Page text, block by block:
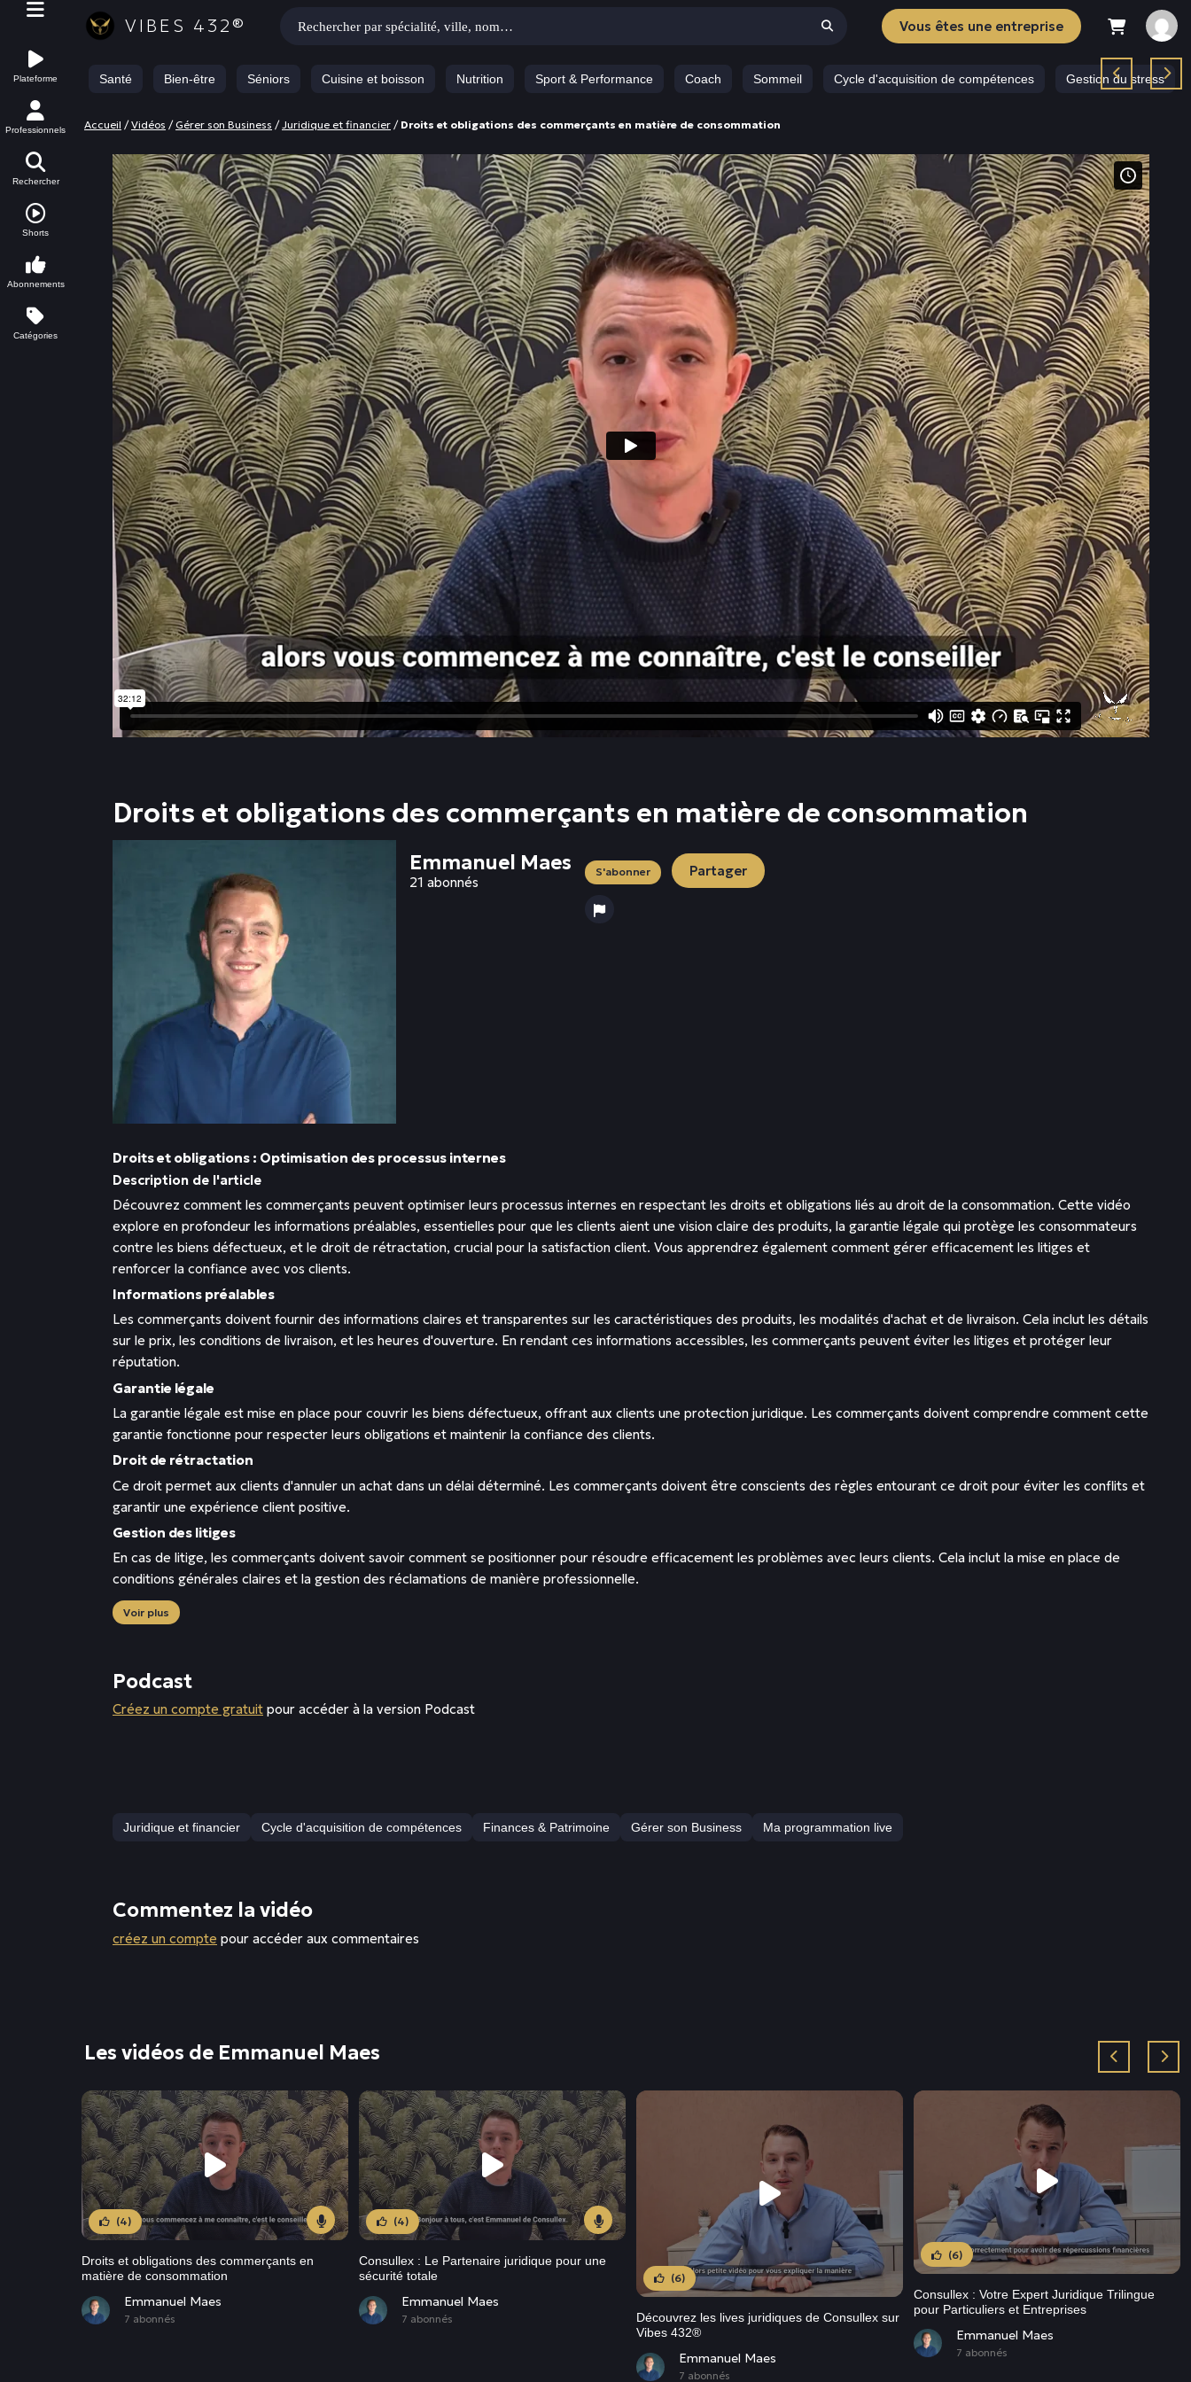
Plateforme
Professionnels
Rechercher
Shorts
Abonnements
Catégories
VIBES 432® Vous êtes une entreprise
Santé Bien-être Séniors Cuisine et boisson Nutrition Sport & Performance Coach Sommeil Cycle d'acquisition de compétences Gestion du stress
Accueil /Vidéos /Gérer son Business / Juridique et financier / Droits et obligations des commerçants en matière de consommation
Droits et obligations des commerçants en matière de consommation
Emmanuel Maes
21 abonnés
S'abonner Partager
Droits et obligations : Optimisation des processus internes
Description de l'article
Découvrez comment les commerçants peuvent optimiser leurs processus internes en respectant les droits et obligations liés au droit de la consommation. Cette vidéo
explore en profondeur les informations préalables, essentielles pour que les clients aient une vision claire des produits, la garantie légale qui protège les consommateurs
contre les biens défectueux, et le droit de rétractation, crucial pour la satisfaction client. Vous apprendrez également comment gérer efficacement les litiges et
renforcer la confiance avec vos clients.
Informations préalables
Les commerçants doivent fournir des informations claires et transparentes sur les caractéristiques des produits, les modalités d'achat et de livraison. Cela inclut les détails
sur le prix, les conditions de livraison, et les heures d'ouverture. En rendant ces informations accessibles, les commerçants peuvent éviter les litiges et protéger leur
réputation.
Garantie légale
La garantie légale est mise en place pour couvrir les biens défectueux, offrant aux clients une protection juridique. Les commerçants doivent comprendre comment cette
garantie fonctionne pour respecter leurs obligations et maintenir la confiance des clients.
Droit de rétractation
Ce droit permet aux clients d'annuler un achat dans un délai déterminé. Les commerçants doivent être conscients des règles entourant ce droit pour éviter les conflits et
garantir une expérience client positive.
Gestion des litiges
En cas de litige, les commerçants doivent savoir comment se positionner pour résoudre efficacement les problèmes avec leurs clients. Cela inclut la mise en place de
conditions générales claires et la gestion des réclamations de manière professionnelle.
Voir plus
Podcast
Créez un compte gratuit pour accéder à la version Podcast
Juridique et financier Cycle d'acquisition de compétences Finances & Patrimoine Gérer son Business Ma programmation live
Commentez la vidéo
créez un compte pour accéder aux commentaires
Les vidéos de Emmanuel Maes
(4)
Droits et obligations des commerçants en
matière de consommation
Emmanuel Maes
7 abonnés
(4)
Consullex : Le Partenaire juridique pour une
sécurité totale
Emmanuel Maes
7 abonnés
(6)
Découvrez les lives juridiques de Consullex sur
Vibes 432®
Emmanuel Maes
7 abonnés
(6)
Consullex : Votre Expert Juridique Trilingue
pour Particuliers et Entreprises
Emmanuel Maes
7 abonnés